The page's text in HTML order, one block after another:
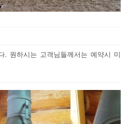
. 원하시는 고객님들께서는 예약시 미